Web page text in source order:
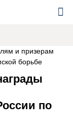
по